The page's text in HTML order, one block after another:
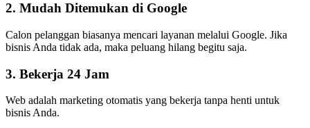
2. Mudah Ditemukan di Google
Calon pelanggan biasanya mencari layanan melalui Google. Jika
bisnis Anda tidak ada, maka peluang hilang begitu saja.
3. Bekerja 24 Jam
Web adalah marketing otomatis yang bekerja tanpa henti untuk
bisnis Anda.